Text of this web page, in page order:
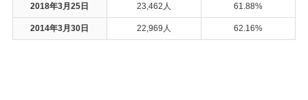
2018年3月25日 23,462人 61.88%
2014年3月30日 22,969人 62.16%